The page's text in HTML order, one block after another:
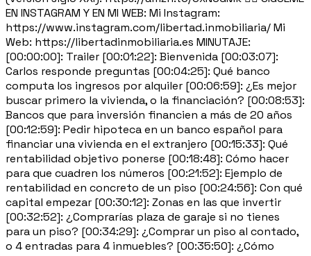
EN INSTAGRAM Y EN MI WEB: Mi Instagram:
https://www.instagram.com/libertad.inmobiliaria/ Mi
Web: https://libertadinmobiliaria.es MINUTAJE:
[00:00:00]: Trailer [00:01:22]: Bienvenida [00:03:07]:
Carlos responde preguntas [00:04:25]: Qué banco
computa los ingresos por alquiler [00:06:59]: ¿Es mejor
buscar primero la vivienda, o la financiación? [00:08:53]:
Bancos que para inversión financien a más de 20 años
[00:12:59]: Pedir hipoteca en un banco español para
financiar una vivienda en el extranjero [00:15:33]: Qué
rentabilidad objetivo ponerse [00:18:48]: Cómo hacer
para que cuadren los números [00:21:52]: Ejemplo de
rentabilidad en concreto de un piso [00:24:56]: Con qué
capital empezar [00:30:12]: Zonas en las que invertir
[00:32:52]: ¿Comprarías plaza de garaje si no tienes
para un piso? [00:34:29]: ¿Comprar un piso al contado,
o 4 entradas para 4 inmuebles? [00:35:50]: ¿Cómo